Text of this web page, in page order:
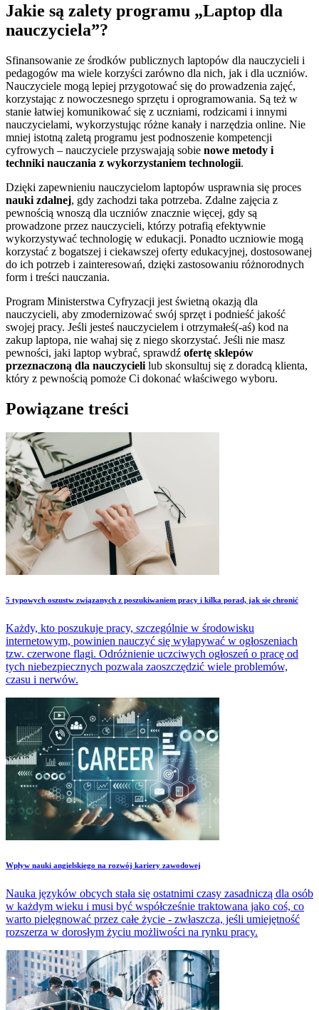
Jakie są zalety programu „Laptop dla
nauczyciela”?
Sfinansowanie ze środków publicznych laptopów dla nauczycieli i
pedagogów ma wiele korzyści zarówno dla nich, jak i dla uczniów.
Nauczyciele mogą lepiej przygotować się do prowadzenia zajęć,
korzystając z nowoczesnego sprzętu i oprogramowania. Są też w
stanie łatwiej komunikować się z uczniami, rodzicami i innymi
nauczycielami, wykorzystując różne kanały i narzędzia online. Nie
mniej istotną zaletą programu jest podnoszenie kompetencji
cyfrowych – nauczyciele przyswajają sobie nowe metody i
techniki nauczania z wykorzystaniem technologii.
Dzięki zapewnieniu nauczycielom laptopów usprawnia się proces
nauki zdalnej, gdy zachodzi taka potrzeba. Zdalne zajęcia z
pewnością wnoszą dla uczniów znacznie więcej, gdy są
prowadzone przez nauczycieli, którzy potrafią efektywnie
wykorzystywać technologię w edukacji. Ponadto uczniowie mogą
korzystać z bogatszej i ciekawszej oferty edukacyjnej, dostosowanej
do ich potrzeb i zainteresowań, dzięki zastosowaniu różnorodnych
form i treści nauczania.
Program Ministerstwa Cyfryzacji jest świetną okazją dla
nauczycieli, aby zmodernizować swój sprzęt i podnieść jakość
swojej pracy. Jeśli jesteś nauczycielem i otrzymałeś(-aś) kod na
zakup laptopa, nie wahaj się z niego skorzystać. Jeśli nie masz
pewności, jaki laptop wybrać, sprawdź ofertę sklepów
przeznaczoną dla nauczycieli lub skonsultuj się z doradcą klienta,
który z pewnością pomoże Ci dokonać właściwego wyboru.
Powiązane treści
5 typowych oszustw związanych z poszukiwaniem pracy i kilka porad, jak się chronić
Każdy, kto poszukuje pracy, szczególnie w środowisku
internetowym, powinien nauczyć się wyłapywać w ogłoszeniach
tzw. czerwone flagi. Odróżnienie uczciwych ogłoszeń o pracę od
tych niebezpiecznych pozwala zaoszczędzić wiele problemów,
czasu i nerwów.
Wpływ nauki angielskiego na rozwój kariery zawodowej
Nauka języków obcych stała się ostatnimi czasy zasadniczą dla osób
w każdym wieku i musi być współcześnie traktowana jako coś, co
warto pielęgnować przez całe życie - zwłaszcza, jeśli umiejętność
rozszerza w dorosłym życiu możliwości na rynku pracy.